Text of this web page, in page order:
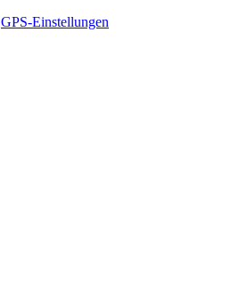
GPS-Einstellungen